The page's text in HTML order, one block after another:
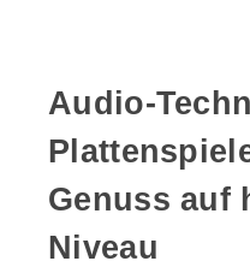
Audio-
Genuss auf
Niveau